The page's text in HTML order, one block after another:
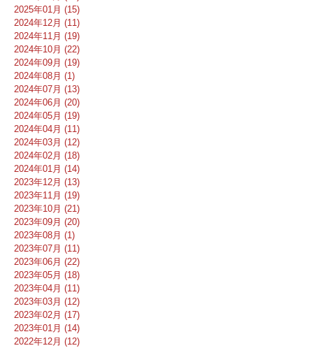
2025年01月 (15)
2024年12月 (11)
2024年11月 (19)
2024年10月 (22)
2024年09月 (19)
2024年08月 (1)
2024年07月 (13)
2024年06月 (20)
2024年05月 (19)
2024年04月 (11)
2024年03月 (12)
2024年02月 (18)
2024年01月 (14)
2023年12月 (13)
2023年11月 (19)
2023年10月 (21)
2023年09月 (20)
2023年08月 (1)
2023年07月 (11)
2023年06月 (22)
2023年05月 (18)
2023年04月 (11)
2023年03月 (12)
2023年02月 (17)
2023年01月 (14)
2022年12月 (12)